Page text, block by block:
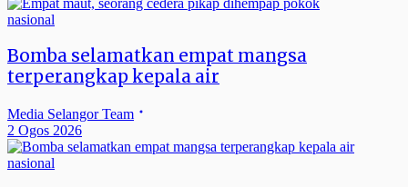
nasional
Bomba selamatkan empat mangsa
terperangkap kepala air
Media Selangor Team
2 Ogos 2026
nasional